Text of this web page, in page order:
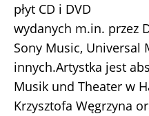
płyt CD i DVD
wydanych m.in. przez
Sony Music, Universal
innych.Artystka jest
Musik und Theater w
Krzysztofa Węgrzyna